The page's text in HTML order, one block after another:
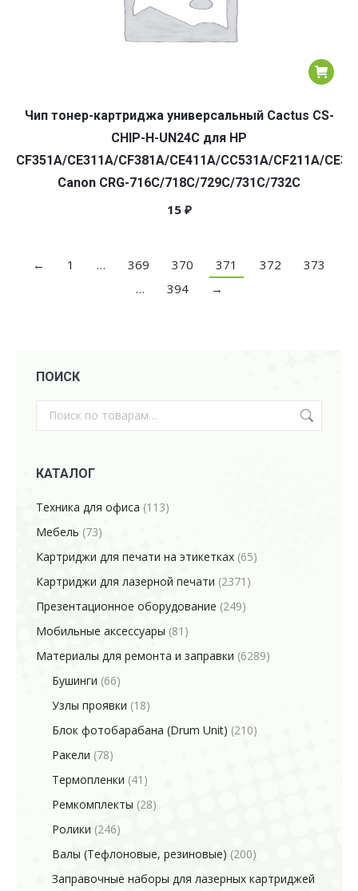
Чип тонер-картриджа универсальный Cactus CS-
CHIP-H-UN24C для HP
CF351A/CE311A/CF381A/CE411A/CC531A/CF211A/
Canon CRG-716C/718C/729C/731C/732C
15 ₽
← 1 … 369 370 371 372
373
…
394 →
ПОИСК
КАТАЛОГ
Техника для офиса (113)
Мебель (73)
Картриджи для печати на этикетках (65)
Картриджи для лазерной печати (2371)
Презентационное оборудование (249)
Мобильные аксессуары (81)
Материалы для ремонта и заправки (6289)
Бушинги (66)
Узлы проявки (18)
Блок фотобарабана (Drum Unit) (210)
Ракели (78)
Термопленки (41)
Ремкомплекты (28)
Ролики (246)
Валы (Тефлоновые, резиновые) (200)
Заправочные наборы для лазерных картриджей